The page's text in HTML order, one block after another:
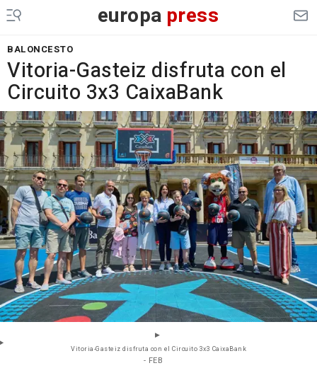
europa press
BALONCESTO
Vitoria-Gasteiz disfruta con el
Circuito 3x3 CaixaBank
Vitoria-Gasteiz disfruta con el Circuito 3x3 CaixaBank
- FEB